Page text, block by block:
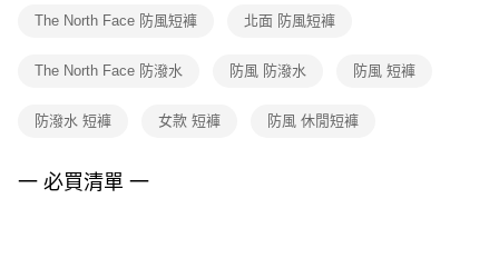
１．透過由恩沛科技股份有限公司提供之「AFTEE先享後付」服務完成之交
權轉讓予恩沛科技股份有限公司。
３．未成年的使用者請事先徵得法定代理人或監護人之同意方可使用
４．使用「AFTEE先享後付」時，將依據個別帳號之用戶狀況，依本公司即
The North Face 防風短褲 北面 防風短褲
The North Face 防潑水 防風 防潑水 防風 短褲
防潑水 短褲 女款 短褲 防風 休閒短褲
一 必買清單 一